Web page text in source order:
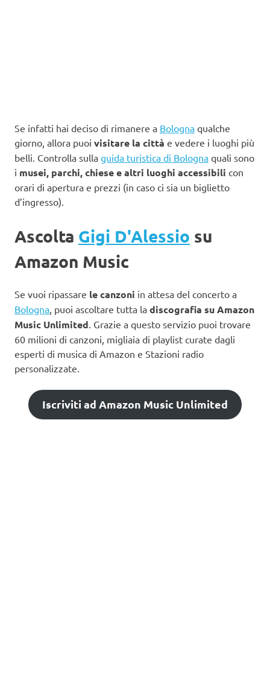
Se infatti hai deciso di rimanere a Bologna qualche
giorno, allora puoi visitare la città e vedere i luoghi più
belli. Controlla sulla guida turistica di Bologna quali sono
i musei, parchi, chiese e altri luoghi accessibili con
orari di apertura e prezzi (in caso ci sia un biglietto
d’ingresso).
Ascolta Gigi D'Alessio su
Amazon Music
Se vuoi ripassare le canzoni in attesa del concerto a
Bologna , puoi ascoltare tutta la discografia su Amazon
Music Unlimited . Grazie a questo servizio puoi trovare
60 milioni di canzoni, migliaia di playlist curate dagli
esperti di musica di Amazon e Stazioni radio
personalizzate.
Iscriviti ad Amazon Music Unlimited